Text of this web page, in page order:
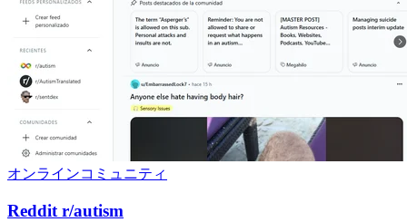
オンラインコミュニティ
Reddit r/autism